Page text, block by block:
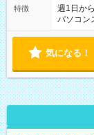
特徴 週1日か
パソコン
気になる！